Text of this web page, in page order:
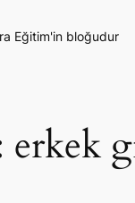
Eğitim'in bloğudur
erkek